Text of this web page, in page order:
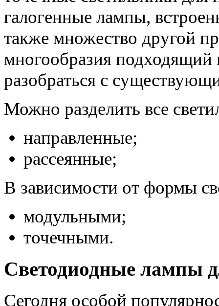
галогенные лампы,
также множество другой
многообразия подходящий
разобраться с
Можно разделить все
направленные;
рассеянные;
В зависимости от формы
модульными;
точечными.
Светодиодные лампы
Сегодня особой